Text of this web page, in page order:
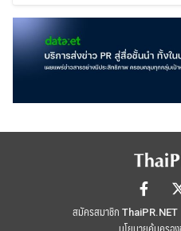
สมัครสมาชิก ThaiPR.NET